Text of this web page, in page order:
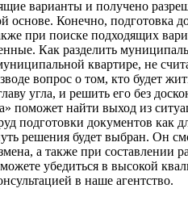
варианты и получено
основе. Конечно, подготовка
при поиске подходящих
Как разделить
квартире, не
вопрос о том, кто будет
угла, и решить его без
поможет найти выход из
подготовки документов как
решения будет выбран. Он
а также при составлении
убедиться в высокой
в наше агентство.